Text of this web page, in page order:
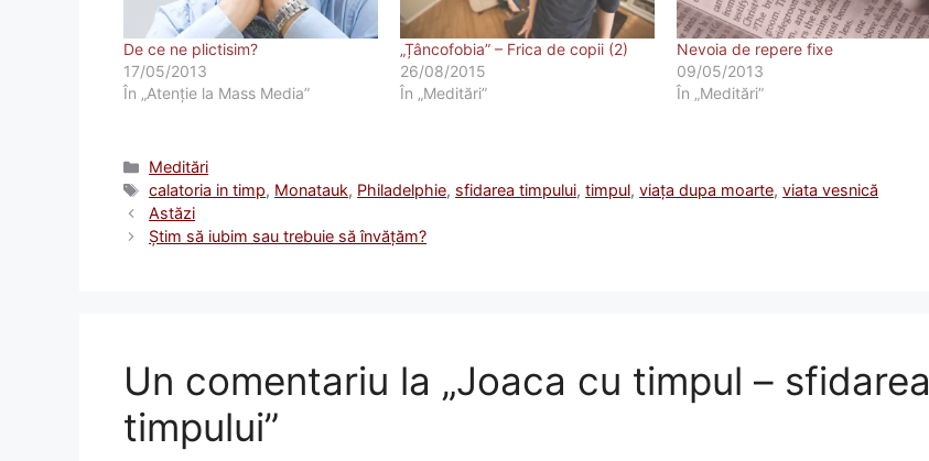
De ce ne plictisim?
17/05/2013
În „Atenţie la Mass Media”
„Țâncofobia” – Frica de copii (2)
26/08/2015
În „Meditări”
Nevoia de repere fixe
09/05/2013
În „Meditări”
Categorii
Meditări
Etichete
calatoria in timp, Monatauk, Philadelphie, sfidarea timpului,timpul,viaţa dupa moarte,viata vesnică
Astăzi
Ştim să iubim sau trebuie să învăţăm?
Un comentariu la „Joaca cu timpul – sfidarea
timpului”